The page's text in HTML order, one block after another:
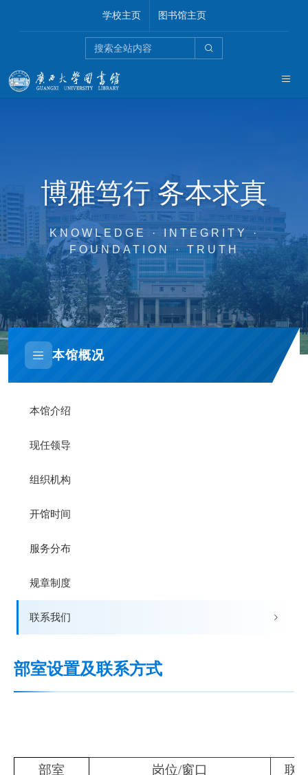
学校主页 图书馆主页
博雅笃行 务本求真
KNOWLEDGE · INTEGRITY ·
FOUNDATION · TRUTH
本馆概况
本馆介绍
现任领导
组织机构
开馆时间
服务分布
规章制度
联系我们
部室设置及联系方式
部室 岗位/窗口 联